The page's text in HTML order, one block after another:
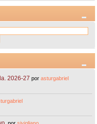
2026-27 porasturgabriel